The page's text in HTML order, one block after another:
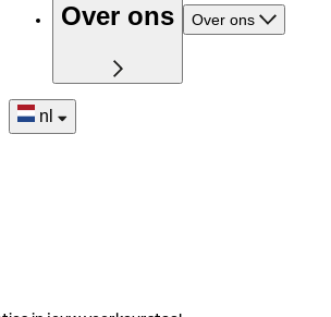
Over ons Over ons
nl